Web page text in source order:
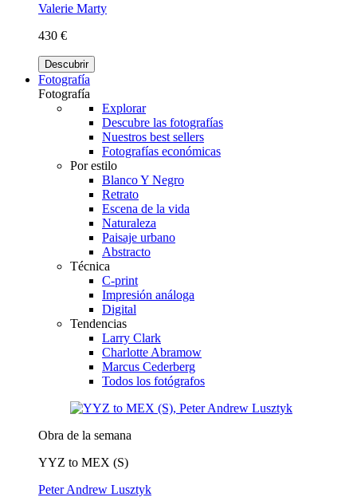
Valerie Marty
430 €
Descubrir
Fotografía
Fotografía
Explorar
Descubre las fotografías
Nuestros best sellers
Fotografías económicas
Por estilo
Blanco Y Negro
Retrato
Escena de la vida
Naturaleza
Paisaje urbano
Abstracto
Técnica
C-print
Impresión análoga
Digital
Tendencias
Larry Clark
Charlotte Abramow
Marcus Cederberg
Todos los fotógrafos
Obra de la semana
YYZ to MEX (S)
Peter Andrew Lusztyk